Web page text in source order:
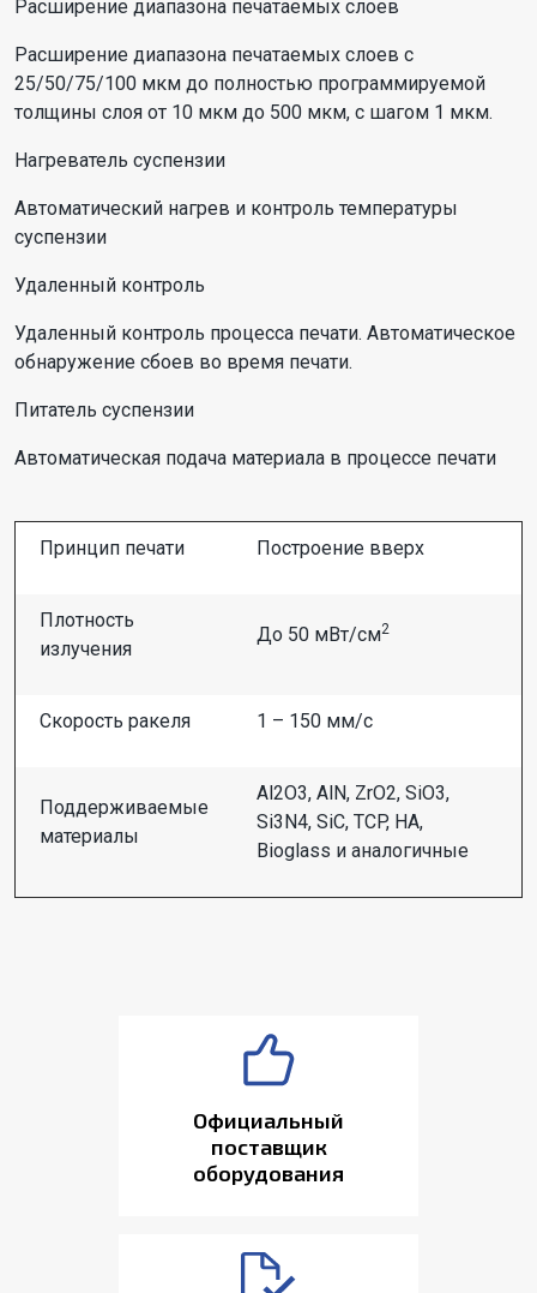
Расширение диапазона печатаемых слоев
Расширение диапазона печатаемых слоев с
25/50/75/100 мкм до полностью программируемой
толщины слоя от 10 мкм до 500 мкм, с шагом 1 мкм.
Нагреватель суспензии
Автоматический нагрев и контроль температуры
суспензии
Удаленный контроль
Удаленный контроль процесса печати. Автоматическое
обнаружение сбоев во время печати.
Питатель суспензии
Автоматическая подача материала в процессе печати
Принцип печати Построение вверх
Плотность
излучения
До 50 мВт/см2
Скорость ракеля 1 ­– 150 мм/с
Поддерживаемые
материалы
Al2O3, AlN, ZrO2, SiO3,
Si3N4, SiC, TCP, HA,
Bioglass и аналогичные
Официальный
поставщик
оборудования